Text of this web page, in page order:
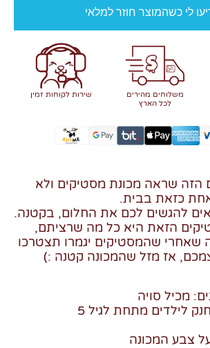
לי כשהמוצר חוזר למלאי
משלוחים מהירים
לכל הארץ
שירות לקוחות זמין
הזה שראה מכונת מסטיקים ולא
כזאת בבית.
להגשים לכם את החלום, בקטנה.
הזאת היא כל מה שרציתם,
שהמסטיקים יגמרו תצטרכו
אז מזל שהמכונה קטנה :)
מכיל סויה
לילדים מתחת לגיל 5
צבע המכונה